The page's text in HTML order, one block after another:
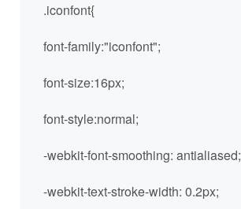
.iconfont{
font-family:"iconfont";
font-size:16px;
font-style:normal;
-webkit-font-smoothing: antialiased;
-webkit-text-stroke-width: 0.2px;